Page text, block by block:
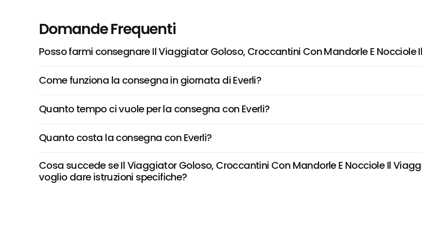
Domande Frequenti
Posso farmi consegnare Il Viaggiator Goloso, Croccantini Con Mandorle E Nocciole
Come funziona la consegna in giornata di Everli?
Quanto tempo ci vuole per la consegna con Everli?
Quanto costa la consegna con Everli?
Cosa succede se Il Viaggiator Goloso, Croccantini Con Mandorle E Nocciole Il
voglio dare istruzioni specifiche?